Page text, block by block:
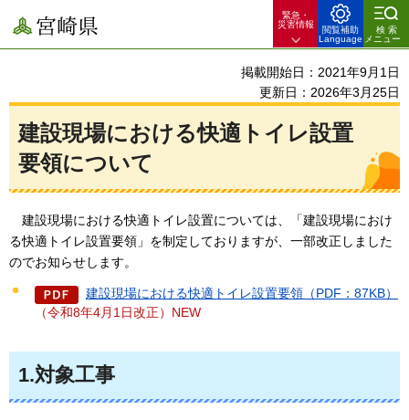
宮崎県
緊急・
災害情報
閲覧補助
Language
検索
メニュー
掲載開始日：2021年9月1日
更新日：2026年3月25日
建設現場における快適トイレ設置
要領について
建設現場における快適トイレ設置については、「建設現場におけ
る快適トイレ設置要領」を制定しておりますが、一部改正しました
のでお知らせします。
建設現場における快適トイレ設置要領（PDF：87KB）
（令和8年4月1日改正）NEW
1.対象工事